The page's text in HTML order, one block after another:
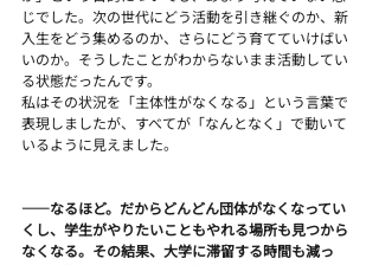
じでした。次の世代にどう活動を引き継ぐのか、新
入生をどう集めるのか、さらにどう育てていけばい
いのか。そうしたことがわからないまま活動してい
る状態だったんです。
私はその状況を「主体性がなくなる」という言葉で
表現しましたが、すべてが「なんとなく」で動いて
いるように見えました。
――なるほど。だからどんどん団体がなくなってい
くし、学生がやりたいこともやれる場所も見つから
なくなる。その結果、大学に滞留する時間も減っ